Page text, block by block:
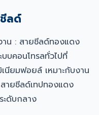
ลด์
าน : สายชีลด์ทองแดง
บบคอนโทรลทั่วไปที่
นียมฟอยล์ เหมาะกับงาน
ยชีลด์เทปทองแดง
ะดับกลาง